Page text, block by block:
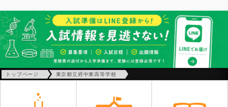
トップページ 東京都立府中東高等学校